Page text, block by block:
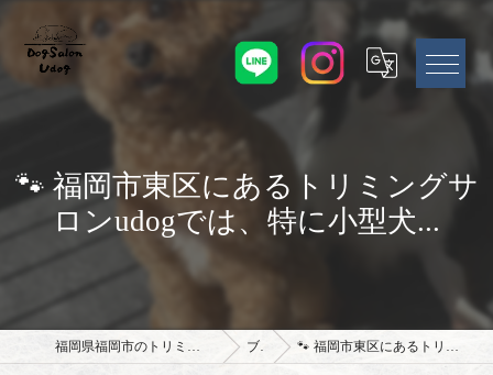
🐾 福岡市東区にあるトリミングサ
ロンudogでは、特に小型犬...
福岡県福岡市のトリミングサロンならドッグサロン Udog ブログ 🐾 福岡市東区にあるトリミングサロンudogでは、特に小型犬...